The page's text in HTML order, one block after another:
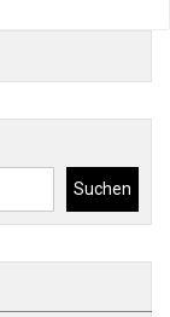
Suchen